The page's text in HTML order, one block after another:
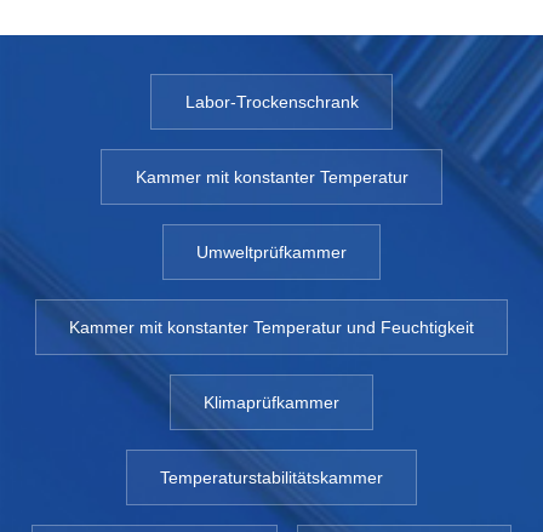
Labor-Trockenschrank
Kammer mit konstanter Temperatur
Umweltprüfkammer
Kammer mit konstanter Temperatur und Feuchtigkeit
Klimaprüfkammer
Temperaturstabilitätskammer